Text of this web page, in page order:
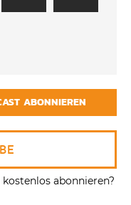
ABONNIEREN
abonnieren?